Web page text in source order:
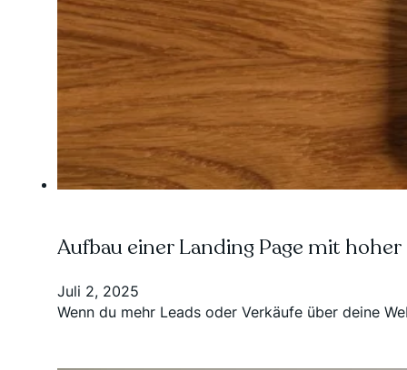
Aufbau einer Landing Page mit
Juli 2, 2025
Wenn du mehr Leads oder Verkäufe über deine